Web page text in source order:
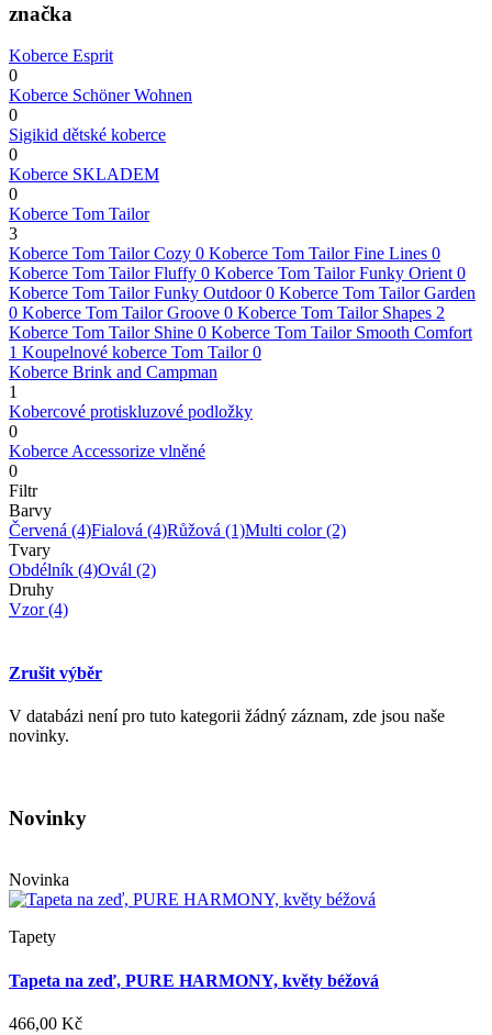
značka
Koberce Esprit
0
Koberce Schöner Wohnen
0
Sigikid dětské koberce
0
Koberce SKLADEM
0
Koberce Tom Tailor
3
Koberce Tom Tailor Cozy 0 Koberce Tom Tailor Fine Lines 0
Koberce Tom Tailor Fluffy 0 Koberce Tom Tailor Funky Orient 0
Koberce Tom Tailor Funky Outdoor0 Koberce Tom Tailor Garden
0 Koberce Tom Tailor Groove 0 Koberce Tom Tailor Shapes 2
Koberce Tom Tailor Shine 0 Koberce Tom Tailor Smooth Comfort
1 Koupelnové koberce Tom Tailor0
Koberce Brink and Campman
1
Kobercové protiskluzové podložky
0
Koberce Accessorize vlněné
0
Filtr
Barvy
Červená (4)Fialová (4)Růžová (1)Multi color(2)
Tvary
Obdélník (4)Ovál (2)
Druhy
Vzor(4)
Zrušit výběr
V databázi není pro tuto kategorii žádný záznam, zde jsou naše
novinky.
Novinky
Novinka
Tapety
Tapeta na zeď, PURE HARMONY, květy béžová
466,00 Kč